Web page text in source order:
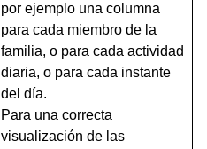
por ejemplo una columna
para cada miembro de la
familia, o para cada actividad
diaria, o para cada instante
del día.
Para una correcta
visualización de las